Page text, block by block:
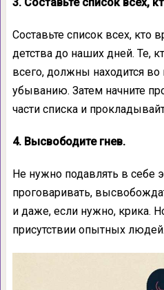
Составьте список всех,
детства до наших дней. Те,
всего, должны находится во
убыванию. Затем начните
части списка и
4. Высвободите гнев.
Не нужно подавлять в себе
проговаривать,
и даже, если нужно, крика.
присутствии опытных людей.